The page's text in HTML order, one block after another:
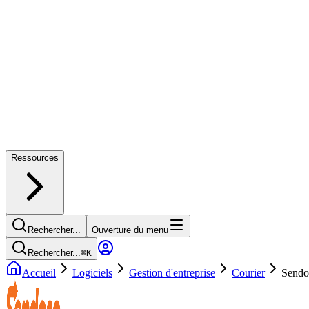
Ressources
Rechercher... Ouverture du menu
Rechercher...⌘K
Accueil Logiciels Gestion d'entreprise Courier